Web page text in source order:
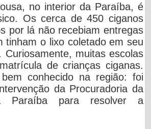
no interior da Paraíba, é
Os cerca de 450 ciganos
por lá não recebiam entregas
tinham o lixo coletado em seu
Curiosamente, muitas escolas
de crianças ciganas.
conhecido na região: foi
da Procuradoria da
Paraíba para resolver a